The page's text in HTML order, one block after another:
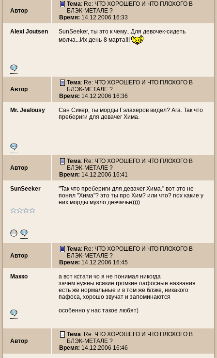
Автор
Тема: Re: ЧТО ХОРОШЕГО И ЧТО ПЛОХОГО В
БЛЭК-МЕТАЛЕ ?
Время: 14.12.2006 16:33
Alexi Joutsen
SunSeeker, ты это к чему...Для девочек-сидеть
молча...Их день-8 марта!!!
Автор
Тема: Re: ЧТО ХОРОШЕГО И ЧТО ПЛОХОГО В
БЛЭК-МЕТАЛЕ ?
Время: 14.12.2006 16:36
Mr. Jealousy
Сан Сикер, ты морды Гэлахеров видел? Ага. Так что
пребериги для девачег Хима.
Автор
Тема: Re: ЧТО ХОРОШЕГО И ЧТО ПЛОХОГО В
БЛЭК-МЕТАЛЕ ?
Время: 14.12.2006 16:41
SunSeeker
"Так что пребериги для девачег Хима." вот это не
понял "Хима"? это ты про Хим? или что? пох какие у
них морды музло девчачье))))
Автор
Тема: Re: ЧТО ХОРОШЕГО И ЧТО ПЛОХОГО В
БЛЭК-МЕТАЛЕ ?
Время: 14.12.2006 16:45
Макко
а вот кстати чо я не понимал никогда
зачем нужны всякие громкие пафосные названия
есть же нормальные и в том же блэке, никакого
пафоса, хорошо звучат и запоминаются
особенно у нас такое любят)
Автор
Тема: Re: ЧТО ХОРОШЕГО И ЧТО ПЛОХОГО В
БЛЭК-МЕТАЛЕ ?
Время: 14.12.2006 16:46